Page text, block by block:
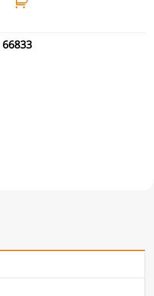
66833